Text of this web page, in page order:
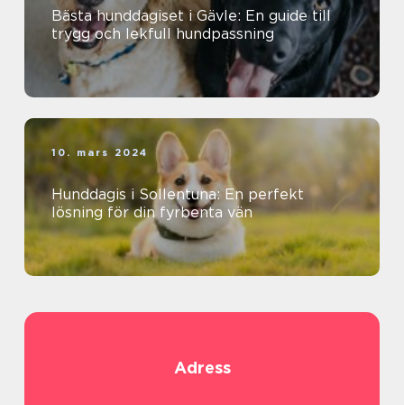
Bästa hunddagiset i Gävle: En guide till
trygg och lekfull hundpassning
10. mars 2024
Hunddagis i Sollentuna: En perfekt
lösning för din fyrbenta vän
Adress